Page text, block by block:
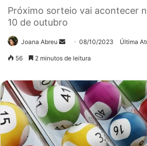
Próximo sorteio vai acontecer
10 de outubro
Joana Abreu
Mande08/10/2023 Última
56 2 minutos de leitura